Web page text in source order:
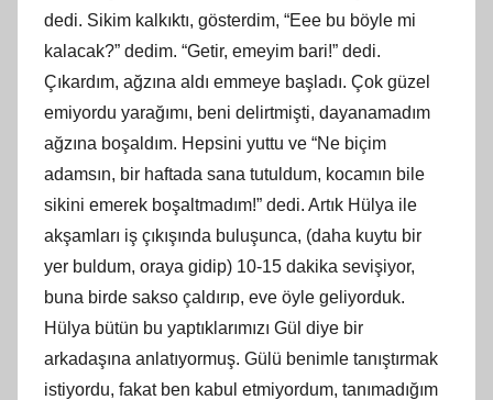
dedi. Sikim kalkıktı, gösterdim, “Eee bu böyle mi
kalacak?” dedim. “Getir, emeyim bari!” dedi.
Çıkardım, ağzına aldı emmeye başladı. Çok güzel
emiyordu yarağımı, beni delirtmişti, dayanamadım
ağzına boşaldım. Hepsini yuttu ve “Ne biçim
adamsın, bir haftada sana tutuldum, kocamın bile
sikini emerek boşaltmadım!” dedi. Artık Hülya ile
akşamları iş çıkışında buluşunca, (daha kuytu bir
yer buldum, oraya gidip) 10-15 dakika sevişiyor,
buna birde sakso çaldırıp, eve öyle geliyorduk.
Hülya bütün bu yaptıklarımızı Gül diye bir
arkadaşına anlatıyormuş. Gülü benimle tanıştırmak
istiyordu, fakat ben kabul etmiyordum, tanımadığım